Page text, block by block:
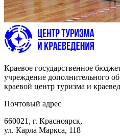
Краевое государственное
учреждение дополнительного
краевой центр туризма и
Почтовый адрес
660021, г. Красноярск,
ул. Карла Маркса, 118